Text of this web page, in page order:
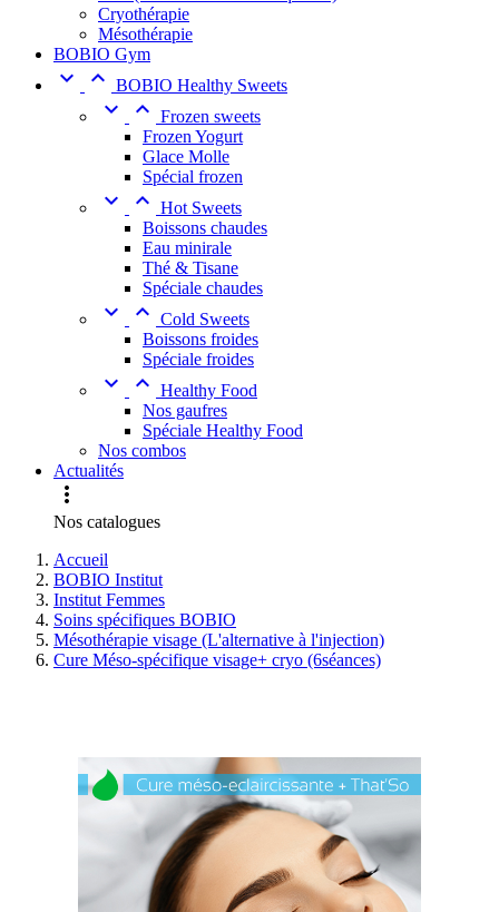
Cryothérapie
Mésothérapie
BOBIO Gym
  BOBIO Healthy Sweets
  Frozen sweets
Frozen Yogurt
Glace Molle
Spécial frozen
  Hot Sweets
Boissons chaudes
Eau minirale
Thé & Tisane
Spéciale chaudes
  Cold Sweets
Boissons froides
Spéciale froides
  Healthy Food
Nos gaufres
Spéciale Healthy Food
Nos combos
Actualités

Nos catalogues
Accueil
BOBIO Institut
Institut Femmes
Soins spécifiques BOBIO
Mésothérapie visage (L'alternative à l'injection)
Cure Méso-spécifique visage+ cryo (6séances)